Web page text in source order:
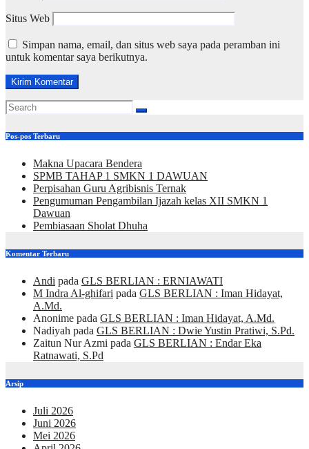
Situs Web
Simpan nama, email, dan situs web saya pada peramban ini
untuk komentar saya berikutnya.
Pos-pos Terbaru
Makna Upacara Bendera
SPMB TAHAP 1 SMKN 1 DAWUAN
Perpisahan Guru Agribisnis Ternak
Pengumuman Pengambilan Ijazah kelas XII SMKN 1
Dawuan
Pembiasaan Sholat Dhuha
Komentar Terbaru
Andi pada GLS BERLIAN : ERNIAWATI
M Indra Al-ghifari pada GLS BERLIAN : Iman Hidayat,
A.Md.
Anonime pada GLS BERLIAN : Iman Hidayat, A.Md.
Nadiyah pada GLS BERLIAN : Dwie Yustin Pratiwi, S.Pd.
Zaitun Nur Azmi pada GLS BERLIAN : Endar Eka
Ratnawati, S.Pd
Arsip
Juli 2026
Juni 2026
Mei 2026